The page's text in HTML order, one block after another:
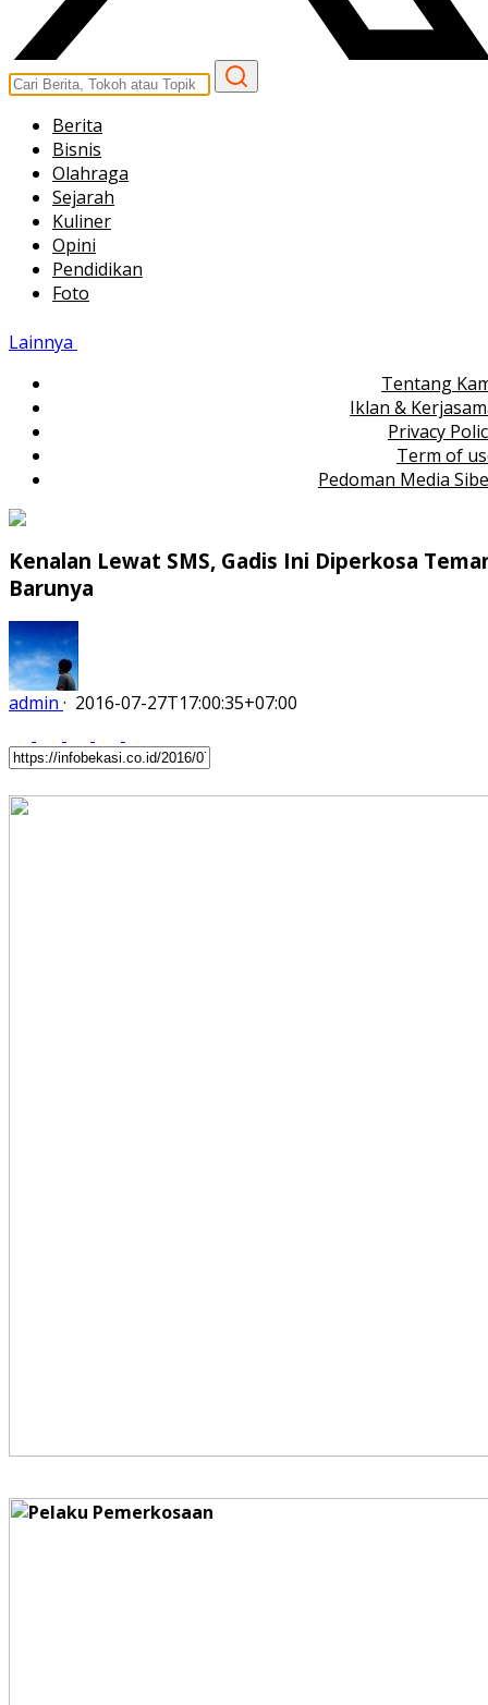
Berita
Bisnis
Olahraga
Sejarah
Kuliner
Opini
Pendidikan
Foto
Lainnya
Tentang
Iklan &
Privacy
Term of
Pedoman Media
Kenalan Lewat SMS, Gadis Ini Diperkosa
Barunya
admin · 2016-07-27T17:00:35+07:00